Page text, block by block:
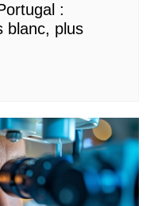
:
blanc, plus